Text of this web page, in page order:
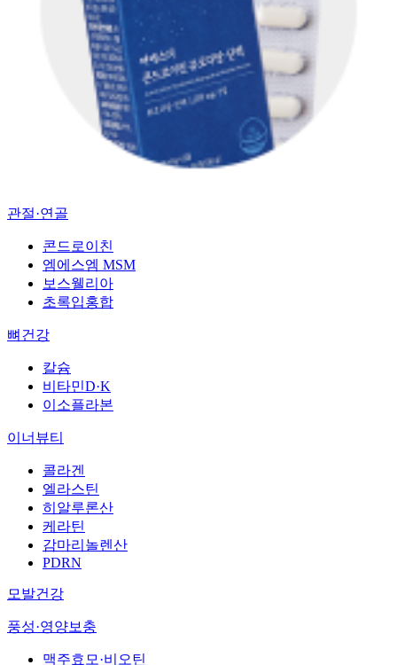
관절·연골
콘드로이친
엠에스엠 MSM
보스웰리아
초록입홍합
뼈건강
칼슘
비타민D·K
이소플라본
이너뷰티
콜라겐
엘라스틴
히알루론산
케라틴
감마리놀렌산
PDRN
모발건강
풍성·영양보충
맥주효모·비오틴